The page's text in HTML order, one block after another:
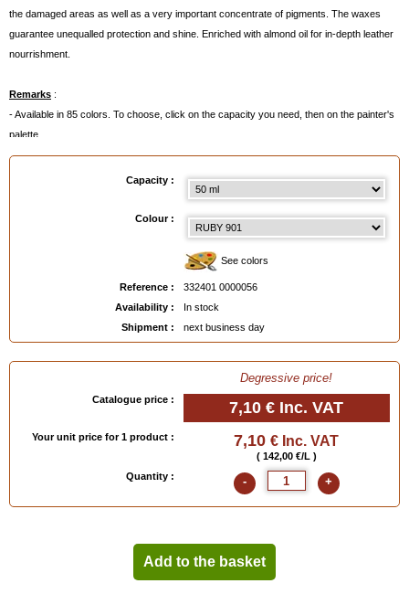
the damaged areas as well as a very important concentrate of pigments. The waxes
guarantee unequalled protection and shine. Enriched with almond oil for in-depth leather
nourrishment.
Remarks :
- Available in 85 colors. To choose, click on the capacity you need, then on the painter's
palette.
- Or even better:order a Colour Chartbelow.
: 50 ml, 500 ml, 500 ml made to order
Capacity :
Colour :
See colors
Reference :
332401 0000056
Availability :
In stock
Shipment :
next business day
Degressive price!
Catalogue price : 7,10 € Inc. VAT
Your unit price for 1 product : 7,10 € Inc. VAT
( 142,00 €/L )
Quantity :
- +
Add to the basket